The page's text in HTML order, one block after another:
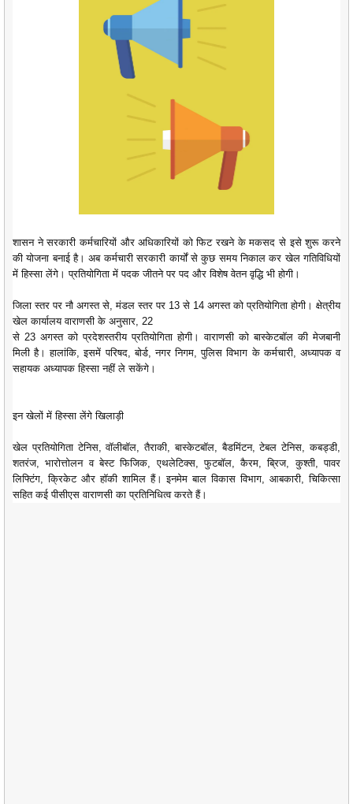
शासन ने सरकारी कर्मचारियों और अधिकारियों को फिट रखने के मकसद से इसे शुरू करने
की योजना बनाई है। अब कर्मचारी सरकारी कार्यों से कुछ समय निकाल कर खेल गतिविधियों
में हिस्सा लेंगे। प्रतियोगिता में पदक जीतने पर पद और विशेष वेतन वृद्धि भी होगी।
जिला स्तर पर नौ अगस्त से, मंडल स्तर पर 13 से 14 अगस्त को प्रतियोगिता होगी। क्षेत्रीय
खेल कार्यालय वाराणसी के अनुसार, 22
से 23 अगस्त को प्रदेशस्तरीय प्रतियोगिता होगी। वाराणसी को बास्केटबॉल की मेजबानी
मिली है। हालांकि, इसमें परिषद, बोर्ड, नगर निगम, पुलिस विभाग के कर्मचारी, अध्यापक व
सहायक अध्यापक हिस्सा नहीं ले सकेंगे।
इन खेलों में हिस्सा लेंगे खिलाड़ी
खेल प्रतियोगिता टेनिस, वॉलीबॉल, तैराकी, बास्केटबॉल, बैडमिंटन, टेबल टेनिस, कबड्डी,
शतरंज, भारोत्तोलन व बेस्ट फिजिक, एथलेटिक्स, फुटबॉल, कैरम, ब्रिज, कुश्ती, पावर
लिफ्टिंग, क्रिकेट और हॉकी शामिल हैं। इनमेम बाल विकास विभाग, आबकारी, चिकित्सा
सहित कई पीसीएस वाराणसी का प्रतिनिधित्व करते हैं।